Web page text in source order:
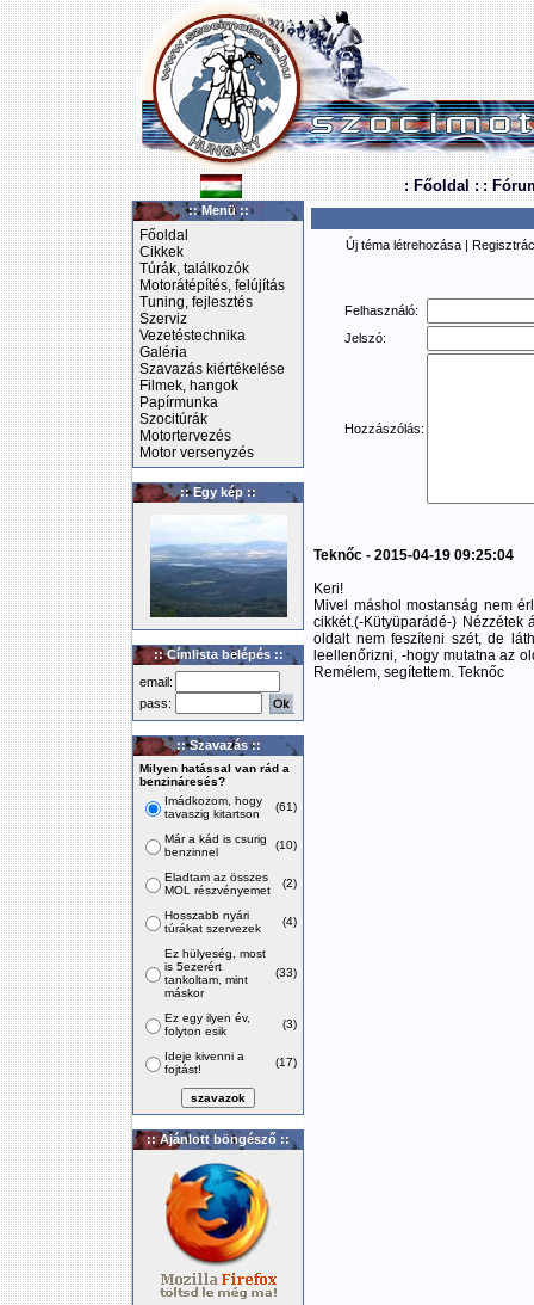
: Főoldal : :
:: Menü ::
Főoldal
Cikkek
Túrák, találkozók
Motorátépítés, felújítás
Tuning, fejlesztés
Szerviz
Vezetéstechnika
Galéria
Szavazás kiértékelése
Filmek, hangok
Papírmunka
Szocitúrák
Motortervezés
Motor versenyzés
:: Egy kép ::
:: Címlista belépés ::
email:
pass:
:: Szavazás ::
Milyen hatással van rád a
benzináresés?
Imádkozom, hogy
tavaszig kitartson
(61)
Már a kád is csurig
benzinnel
(10)
Eladtam az összes
MOL részvényemet
(2)
Hosszabb nyári
túrákat szervezek
(4)
Ez hülyeség, most
is 5ezerért
tankoltam, mint
máskor
(33)
Ez egy ilyen év,
folyton esik
(3)
Ideje kivenni a
fojtást!
(17)
:: Ajánlott böngésző ::
Új téma létrehozása |
Felhasználó:
Jelszó:
Hozzászólás:
Teknőc - 2015-04-19 09:25:04
Keri!
Mivel máshol mostanság nem
cikkét.(-Kütyüparádé-)
oldalt nem feszíteni szét, de
leellenőrizni, -hogy mutatna az
Remélem, segítettem. Teknőc